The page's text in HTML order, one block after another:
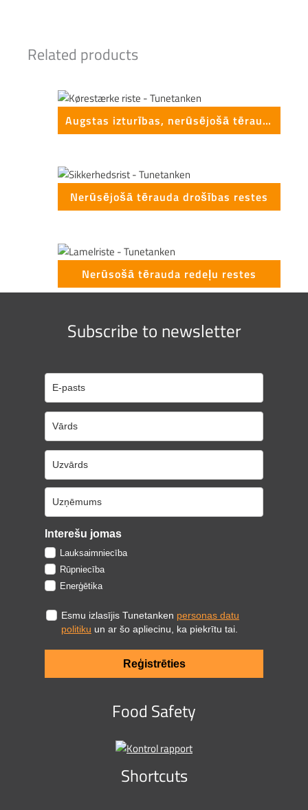
Related products
Augstas izturības, nerūsējošā tērauda restes
Nerūsējošā tērauda drošības restes
Nerūsošā tērauda redeļu restes
Subscribe to newsletter
Interešu jomas
Lauksaimniecība
Rūpniecība
Enerģētika
Esmu izlasījis Tunetanken personas datu
politiku un ar šo apliecinu, ka piekrītu tai.
Reģistrēties
Food Safety
Shortcuts